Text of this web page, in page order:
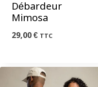
Débardeur
Mimosa
29,00€ TTC